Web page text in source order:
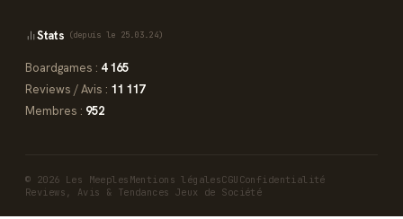
Stats (depuis le 25.03.24)
Boardgames : 4 165
Reviews / Avis : 11 117
Membres : 952
© 2026 Les Meeples Mentions légalesCGU Confidentialité
Reviews, Avis & Tendances Jeux de Société